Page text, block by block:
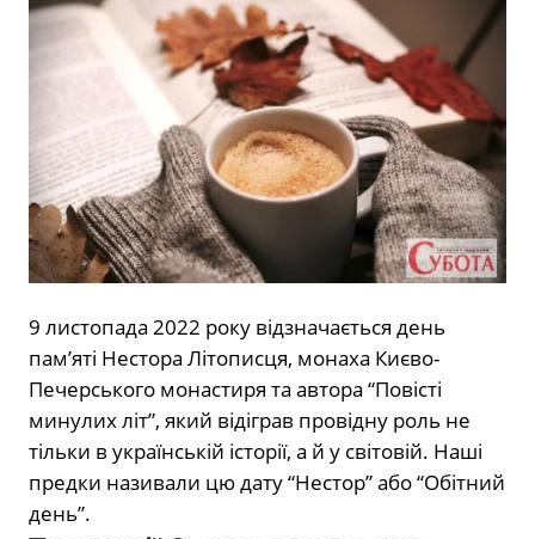
9 листопада 2022 року відзначається день
пам’яті Нестора Літописця, монаха Києво-
Печерського монастиря та автора “Повісті
минулих літ”, який відіграв провідну роль не
тільки в українській історії, а й у світовій. Наші
предки називали цю дату “Нестор” або “Обітний
день”.